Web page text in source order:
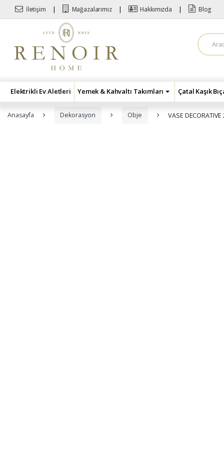
Skip to navigation
Skip to content
İletişim Mağazalarımız Hakkımızda Blog
A
r
a
Elektrikli Ev Aletleri Yemek & Kahvaltı Takımları Çatal Kaşık
Anasayfa Dekorasyon Obje VASE